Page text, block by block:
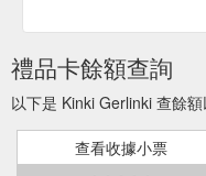
禮品卡餘額查詢
以下是 Kinki Gerlinki 查餘
查看收據小票